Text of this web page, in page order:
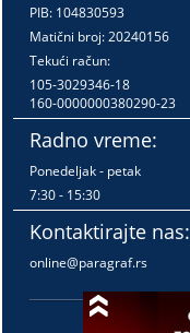
PIB: 104830593
Matični broj: 20240156
Tekući račun:
105-3029346-18
160-0000000380290-23
Radno vreme:
Ponedeljak - petak
7:30 - 15:30
Kontaktirajte nas:
online@paragraf.rs